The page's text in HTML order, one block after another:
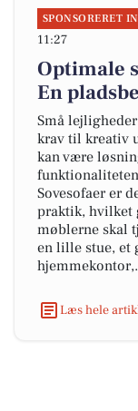
SPONSORERET
11:27
Optimale
En
Små
krav til kreativ
kan være
Sovesofaer er
praktik, hvilket
møblerne skal
en lille stue, et
Læs hele